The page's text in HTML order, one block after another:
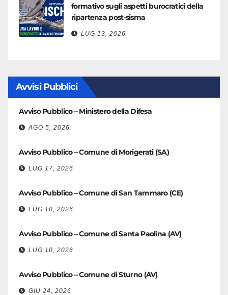
formativo sugli aspetti burocratici della
ripartenza post-sisma
LUG 13, 2026
Avvisi Pubblici
Avviso Pubblico – Ministero della Difesa
AGO 5, 2026
Avviso Pubblico – Comune di Morigerati (SA)
LUG 17, 2026
Avviso Pubblico – Comune di San Tammaro (CE)
LUG 10, 2026
Avviso Pubblico – Comune di Santa Paolina (AV)
LUG 10, 2026
Avviso Pubblico – Comune di Sturno (AV)
GIU 24, 2026